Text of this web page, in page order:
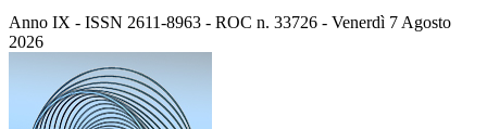
Anno IX - ISSN 2611-8963 - ROC n. 33726 - Venerdì 7 Agosto
2026